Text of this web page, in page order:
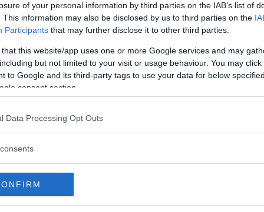
of your personal information by third parties on the IAB’s list of
This information may also be disclosed by us to third parties on the
Participants that may further disclose it to other third parties.
that this website/app uses one or more Google services and may
but not limited to your visit or usage behaviour. You may
to Google and its third-party tags to use your data for below
consent section.
Data Processing Opt Outs
• SECONDI DI PESCE • ESTATE • AUTUNNO •
• INVERNO
forno con peperoni e
• SECONDI DI PESCE • ESTATE • AUTUNNO •
ai ferri